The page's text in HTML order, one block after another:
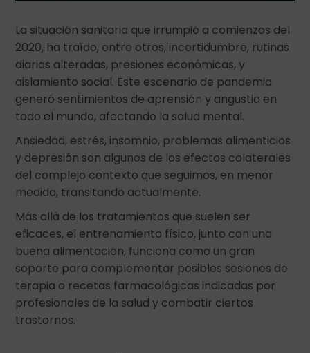
La situación sanitaria que irrumpió a comienzos del
2020, ha traído, entre otros, incertidumbre, rutinas
diarias alteradas, presiones económicas, y
aislamiento social. Este escenario de pandemia
generó sentimientos de aprensión y angustia en
todo el mundo, afectando la salud mental.
Ansiedad, estrés, insomnio, problemas alimenticios
y depresión son algunos de los efectos colaterales
del complejo contexto que seguimos, en menor
medida, transitando actualmente.
Más allá de los tratamientos que suelen ser
eficaces, el entrenamiento físico, junto con una
buena alimentación, funciona como un gran
soporte para complementar posibles sesiones de
terapia o recetas farmacológicas indicadas por
profesionales de la salud y combatir ciertos
trastornos.